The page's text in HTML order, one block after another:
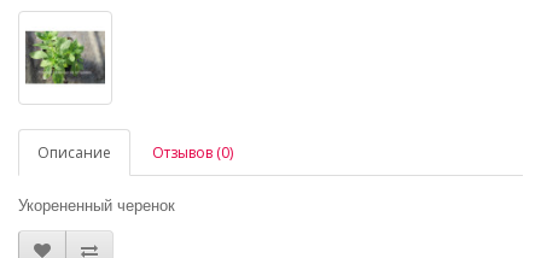
Описание Отзывов (0)
Укорененный черенок